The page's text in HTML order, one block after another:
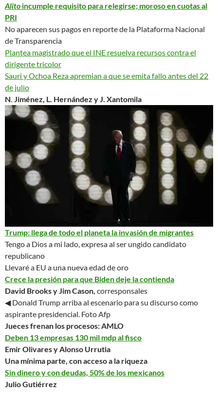
Alito incumple requisito para relegirse; moroso en cuotas al
PRI
No aparecen sus pagos en reporte de la Plataforma Nacional
de Transparencia
Plantea magistrado que el INE resuelva recursos contra el
dirigente tricolor
Sauri y Ochoa Reza apremian a que se emita fallo antes del 22
de julio
N. Jiménez, L. Hernández y J. Xantomila
Trump: llega de todo el planeta la invasión de migrantes
Tengo a Dios a mi lado , expresa al ser ungido candidato
republicano
Llevaré a EU a una nueva edad de oro
Crece la presión para que Biden deje la contienda
David Brooks y Jim Cason, corresponsales
◀ Donald Trump arriba al escenario para su discurso como
aspirante presidencial. Foto Afp
Jueces frenan los procesos: AMLO
Deben 13 empresas 130 mil mdp al fisco
Emir Olivares y Alonso Urrutia
Una mínima parte, con acceso a la riqueza
Sin dinero y con deudas, 50% de los mexicanos
Julio Gutiérrez